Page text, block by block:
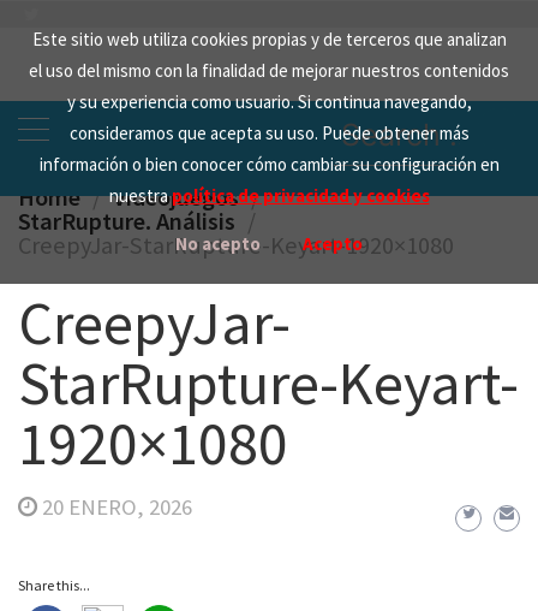
Este sitio web utiliza cookies propias y de terceros que analizan
el uso del mismo con la finalidad de mejorar nuestros contenidos
y su experiencia como usuario. Si continua navegando,
consideramos que acepta su uso. Puede obtener más
información o bien conocer cómo cambiar su configuración en
nuestrapolítica de privacidad y cookies
No acepto Acepto
content
Search
for:
Home Videojuegos
StarRupture. Análisis
CreepyJar-StarRupture-Keyart-1920×1080
CreepyJar-
StarRupture-Keyart-
1920×1080
20 ENERO, 2026
Share this...